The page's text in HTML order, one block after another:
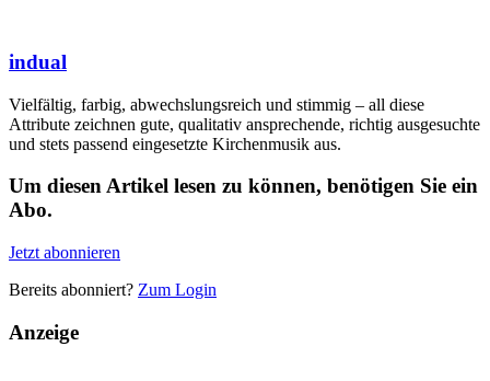
indual
Vielfältig, farbig, abwechslungsreich und stimmig – all diese
Attribute zeichnen gute, qualitativ ansprechende, richtig ausgesuchte
und stets passend eingesetzte Kirchenmusik aus.
Um diesen Artikel lesen zu können, benötigen Sie ein
Abo.
Jetzt abonnieren
Bereits abonniert? Zum Login
Anzeige